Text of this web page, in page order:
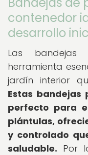
contenedor
desarrollo
Las
herramienta
jardín interior
Estas bandejas
perfecto para
plántulas,
y controlado
saludable. Por